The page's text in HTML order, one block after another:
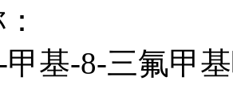
甲基-8-三氟甲